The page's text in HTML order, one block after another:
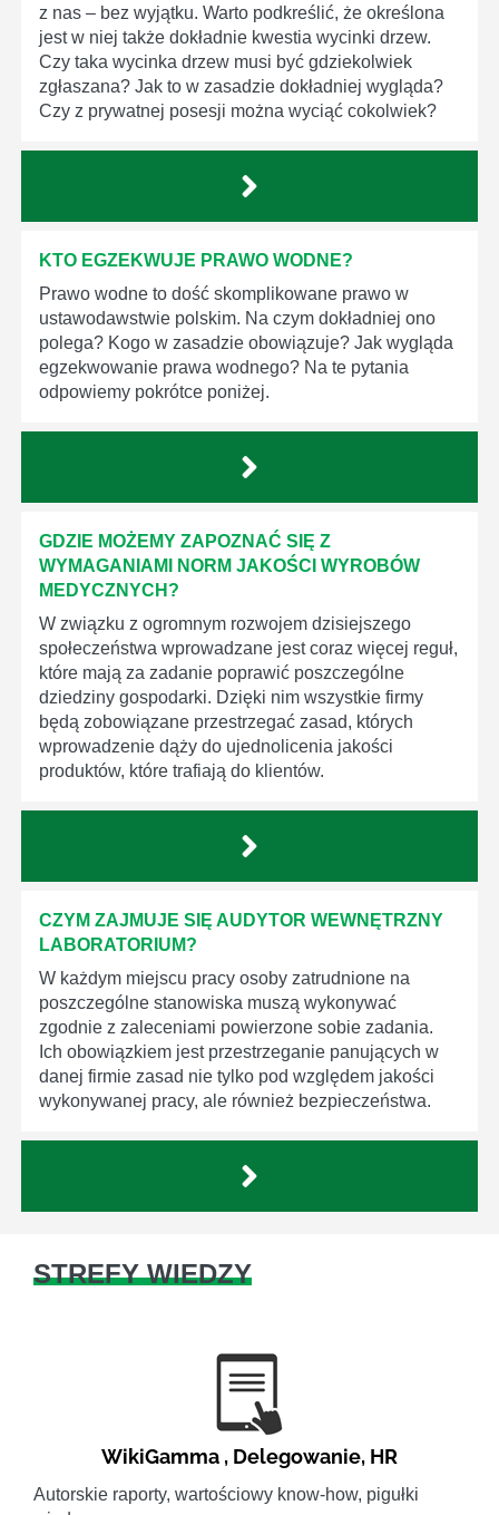
z nas – bez wyjątku. Warto podkreślić, że określona
jest w niej także dokładnie kwestia wycinki drzew.
Czy taka wycinka drzew musi być gdziekolwiek
zgłaszana? Jak to w zasadzie dokładniej wygląda?
Czy z prywatnej posesji można wyciąć cokolwiek?
KTO EGZEKWUJE PRAWO WODNE?
Prawo wodne to dość skomplikowane prawo w
ustawodawstwie polskim. Na czym dokładniej ono
polega? Kogo w zasadzie obowiązuje? Jak wygląda
egzekwowanie prawa wodnego? Na te pytania
odpowiemy pokrótce poniżej.
GDZIE MOŻEMY ZAPOZNAĆ SIĘ Z
WYMAGANIAMI NORM JAKOŚCI WYROBÓW
MEDYCZNYCH?
W związku z ogromnym rozwojem dzisiejszego
społeczeństwa wprowadzane jest coraz więcej reguł,
które mają za zadanie poprawić poszczególne
dziedziny gospodarki. Dzięki nim wszystkie firmy
będą zobowiązane przestrzegać zasad, których
wprowadzenie dąży do ujednolicenia jakości
produktów, które trafiają do klientów.
CZYM ZAJMUJE SIĘ AUDYTOR WEWNĘTRZNY
LABORATORIUM?
W każdym miejscu pracy osoby zatrudnione na
poszczególne stanowiska muszą wykonywać
zgodnie z zaleceniami powierzone sobie zadania.
Ich obowiązkiem jest przestrzeganie panujących w
danej firmie zasad nie tylko pod względem jakości
wykonywanej pracy, ale również bezpieczeństwa.
STREFY WIEDZY
WikiGamma , Delegowanie, HR
Autorskie raporty, wartościowy know-how, pigułki